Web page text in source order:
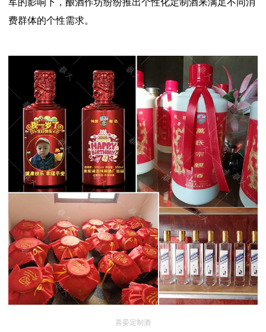
费群体的个性需求。
喜晏定制酒